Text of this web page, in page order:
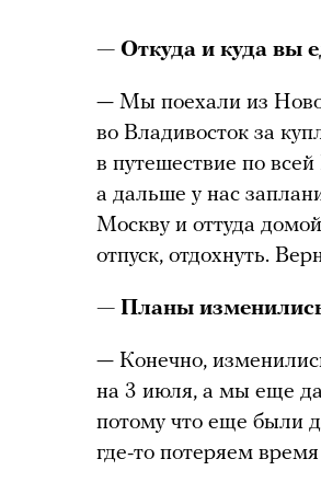
— Откуда и куда вы
— Мы поехали из
во Владивосток за
в путешествие по
а дальше у нас
Москву и оттуда
отпуск, отдохнуть.
— Планы изменились
— Конечно,
на 3 июля, а мы еще
потому что еще были
где-то потеряем